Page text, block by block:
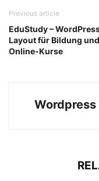
Previous article
EduStudy –
Layout für Bildung und
Online-Kurse
Wordpress